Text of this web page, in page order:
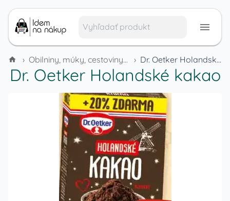
› Obilniny, múky, cestoviny a cereálie › Dr. Oetker Holandské kakao
Dr. Oetker Holandské kakao